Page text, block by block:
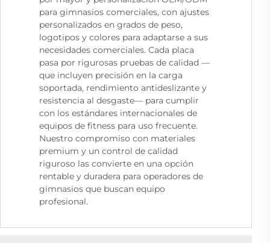
para gimnasios comerciales, con ajustes
personalizados en grados de peso,
logotipos y colores para adaptarse a sus
necesidades comerciales. Cada placa
pasa por rigurosas pruebas de calidad —
que incluyen precisión en la carga
soportada, rendimiento antideslizante y
resistencia al desgaste— para cumplir
con los estándares internacionales de
equipos de fitness para uso frecuente.
Nuestro compromiso con materiales
premium y un control de calidad
riguroso las convierte en una opción
rentable y duradera para operadores de
gimnasios que buscan equipo
profesional.